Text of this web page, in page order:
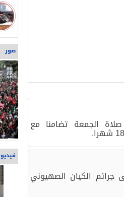
الجمعة تضامنا مع
الكيان الصهيوني
صور
فيديو